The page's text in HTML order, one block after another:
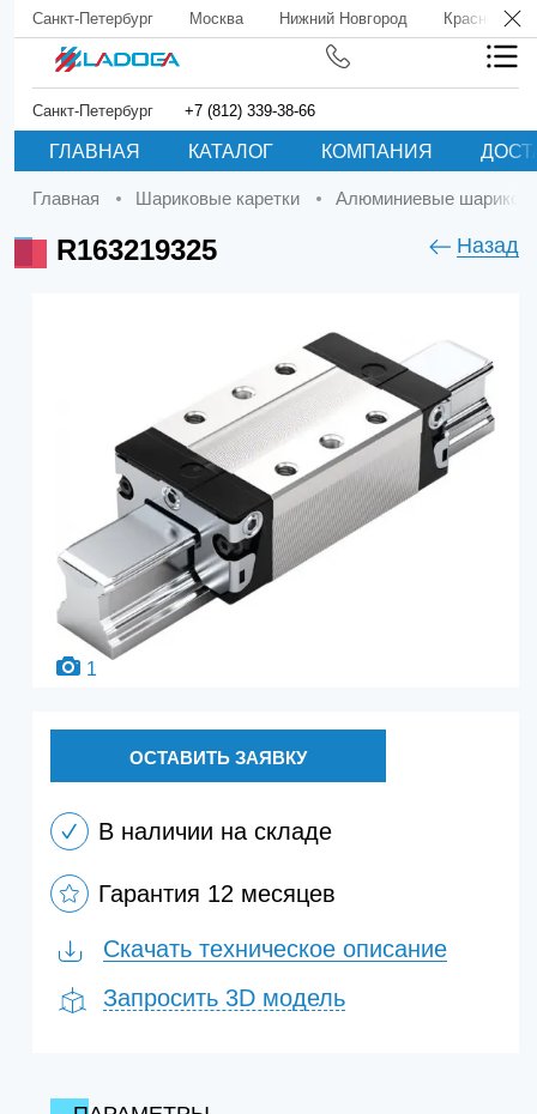
Санкт-Петербург Москва Нижний Новгород Краснодар
Санкт-Петербург +7 (812) 339-38-66
ГЛАВНАЯ КАТАЛОГ КОМПАНИЯ
Главная Шариковые каретки Алюминиевые
R163219325 Назад
1
ОСТАВИТЬ ЗАЯВКУ
В наличии на складе
Гарантия 12 месяцев
Скачать техническое описание
Запросить 3D модель